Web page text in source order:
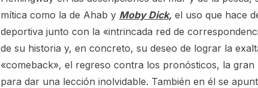
mítica como la de Ahab y Moby Dick, el uso que hace
deportiva junto con la «intrincada red de
de su historia y, en concreto, su deseo de lograr la
«comeback», el regreso contra los pronósticos, la
para dar una lección inolvidable. También en él se